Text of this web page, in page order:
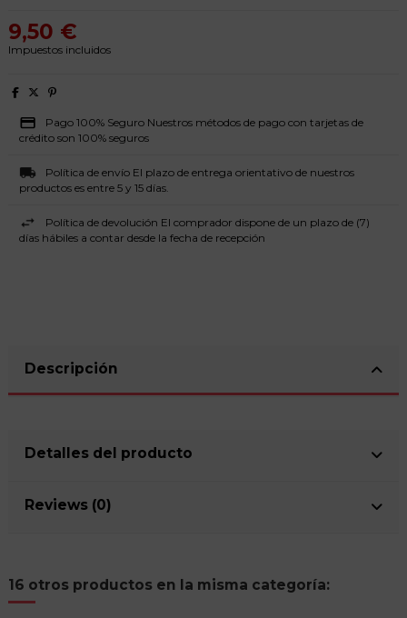
9,50 €
Impuestos incluidos
Pago 100% Seguro Nuestros métodos de pago con tarjetas de
crédito son 100% seguros
Política de envío El plazo de entrega orientativo de nuestros
productos es entre 5 y 15 días.
Política de devolución El comprador dispone de un plazo de (7)
días hábiles a contar desde la fecha de recepción
Descripción
Detalles del producto
Reviews (0)
16 otros productos en la misma categoría: